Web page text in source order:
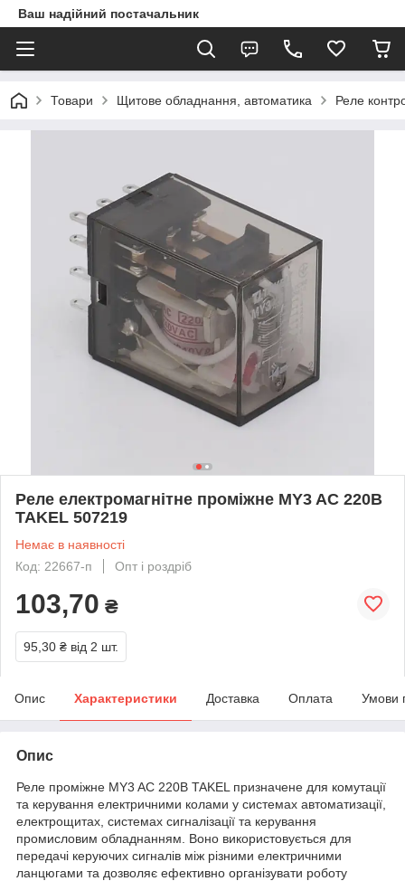
Ваш надійний постачальник
Товари Щитове обладнання, автоматика Реле
Реле електромагнітне проміжне MY3 AC 220В
TAKEL 507219
Немає в наявності
Код: 22667-п
Опт і роздріб
103,70 ₴
95,30 ₴ від 2 шт.
Опис Характеристики Доставка Оплата Умови
Опис
Реле проміжне MY3 AC 220В TAKEL призначене для комутації
та керування електричними колами у системах автоматизації,
електрощитах, системах сигналізації та керування
промисловим обладнанням. Воно використовується для
передачі керуючих сигналів між різними електричними
ланцюгами та дозволяє ефективно організувати роботу